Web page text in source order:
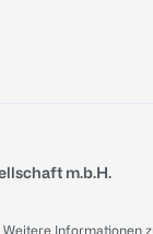
m.b.H.
Informationen